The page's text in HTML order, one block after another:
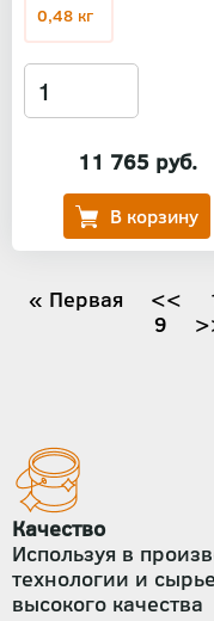
11 765 руб.
0,48 кг
Нумерация
Первая
« Первая ←
<<
9
Качество
Используя в
технологии и
высокого качества